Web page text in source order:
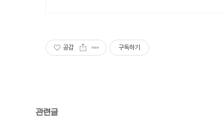
공감 구독하기
관련글